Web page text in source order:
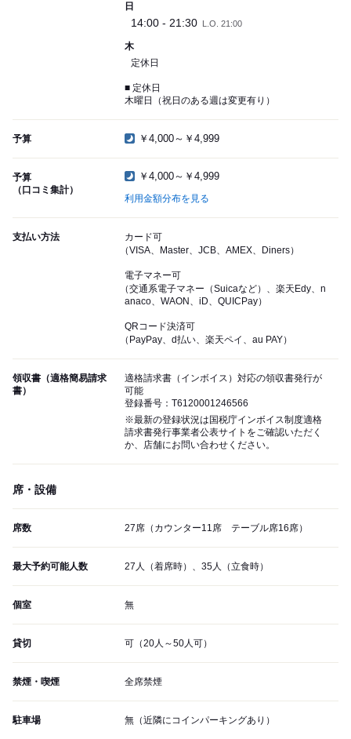
日
14:00 - 21:30 L.O. 21:00
木
定休日
■ 定休日
木曜日（祝日のある週は変更有り）
予算 ￥4,000～￥4,999
予算
（口コミ集計）
￥4,000～￥4,999
利用金額分布を見る
支払い方法
カード可
（VISA、Master、JCB、AMEX、Diners）
電子マネー可
（交通系電子マネー（Suicaなど）、楽天Edy、n
anaco、WAON、iD、QUICPay）
QRコード決済可
（PayPay、d払い、楽天ペイ、au PAY）
領収書（適格簡易請求
書）
適格請求書（インボイス）対応の領収書発行が
可能
登録番号：T6120001246566
※最新の登録状況は国税庁インボイス制度適格
請求書発行事業者公表サイトをご確認いただく
か、店舗にお問い合わせください。
席・設備
席数 27席（カウンター11席 テーブル席16席）
最大予約可能人数 27人（着席時）、35人（立食時）
個室 無
貸切 可（20人～50人可）
禁煙・喫煙 全席禁煙
駐車場 無（近隣にコインパーキングあり）